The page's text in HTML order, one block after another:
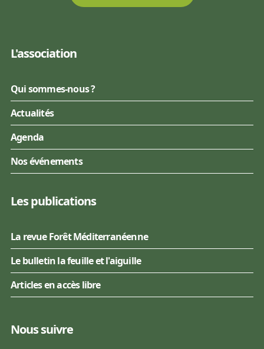
L'association
Qui sommes-nous ?
Actualités
Agenda
Nos événements
Les publications
La revue Forêt Méditerranéenne
Le bulletin la feuille et l'aiguille
Articles en accès libre
Nous suivre